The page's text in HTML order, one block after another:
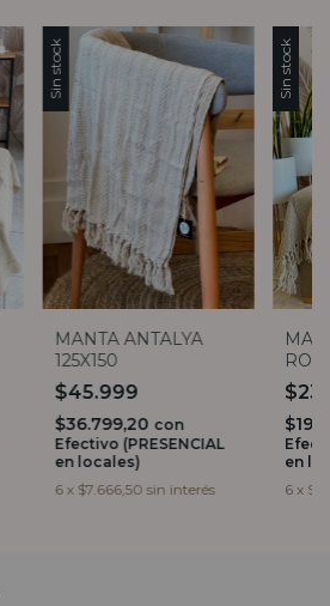
Sin stock
MANTA ANTALYA
125X150
$45.999
$36.799,20 con
Efectivo (PRESENCIAL
en locales)
6 x $7.666,50 sin interés
Sin stock
en
6 x